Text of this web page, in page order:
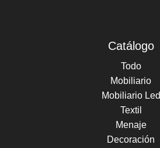
Catálogo
Todo
Mobiliario
Mobiliario Led
Textil
Menaje
Decoración